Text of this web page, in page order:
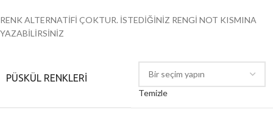
RENK ALTERNATİFİ ÇOKTUR. İSTEDİĞİNİZ RENGİ NOT KISMINA
YAZABİLİRSİNİZ
PÜSKÜL RENKLERİ
Temizle